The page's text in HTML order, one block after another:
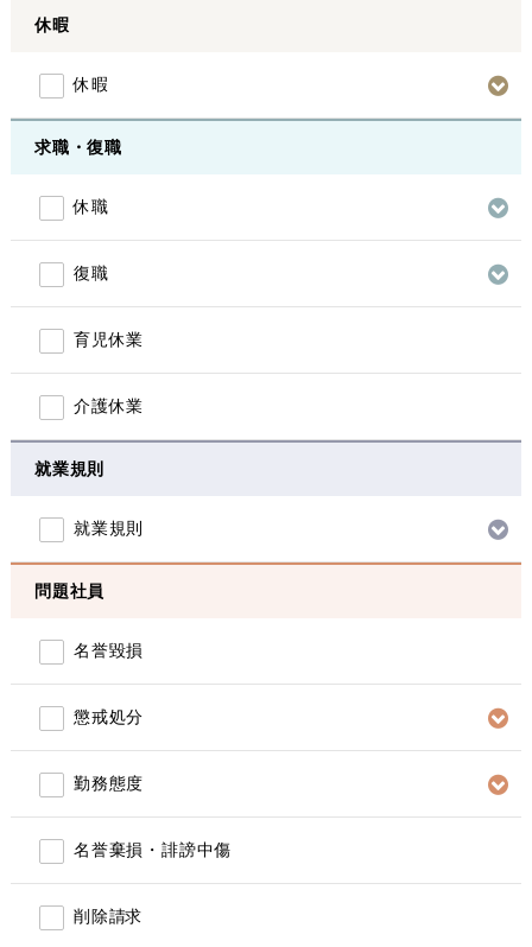
休暇
休暇
求職・復職
休職
復職
育児休業
介護休業
就業規則
就業規則
問題社員
名誉毀損
懲戒処分
勤務態度
名誉棄損・誹謗中傷
削除請求